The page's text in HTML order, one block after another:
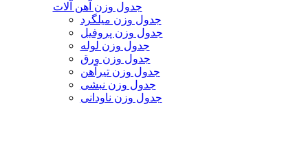
جدول وزن آهن آلات
جدول وزن میلگرد
جدول وزن پروفیل
جدول وزن لوله
جدول وزن ورق
جدول وزن تیرآهن
جدول وزن نبشی
جدول وزن ناودانی